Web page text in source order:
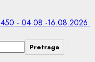
Pretraga